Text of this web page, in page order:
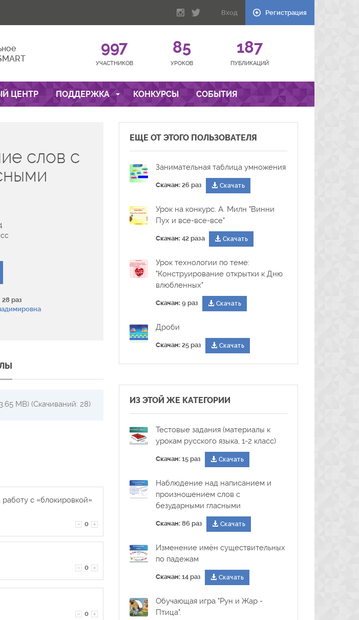
Вход Регистрация
997
УЧАСТНИКОВ
85
УРОКОВ
187
ПУБЛИКАЦИЙ
ЦЕНТР ПОДДЕРЖКА КОНКУРСЫ СОБЫТИЯ
слов с
28 раз
MB) (Скачиваний: 28)
с «блокировкой»
0
0
0
ЕЩЕ ОТ ЭТОГО ПОЛЬЗОВАТЕЛЯ
Занимательная таблица умножения
Скачан:26 раз Скачать
Урок на конкурс. А. Милн "Винни
Пух и все-все-все"
Скачан:42 раза Скачать
Урок технологии по теме:
"Конструирование открытки к Дню
влюбленных"
Скачан:9 раз Скачать
Дроби
Скачан:25 раз Скачать
ИЗ ЭТОЙ ЖЕ КАТЕГОРИИ
Тестовые задания (материалы к
урокам русского языка, 1-2 класс)
Скачан:15 раз Скачать
Наблюдение над написанием и
произношением слов с
безударными гласными
Скачан:86 раз Скачать
Изменение имён существительных
по падежам
Скачан:14 раз Скачать
Обучающая игра "Рун и Жар -
Птица".